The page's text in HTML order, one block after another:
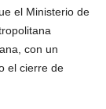
el Ministerio de
con un
el cierre de